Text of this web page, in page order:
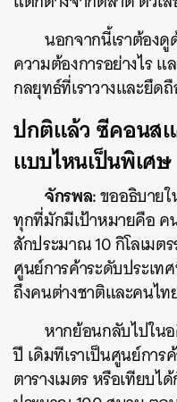
นอกจากนี้เราต้อง
ความต้องการอย่างไร
กลยุทธ์ที่เราวางและยึด
ปกติแล้ว ซีคอนส
แบบไหนเป็นพิเศษ
จักรพล:ขออธิบาย
ทุกที่มักมีเป้าหมายคือ
สักประมาณ 10 กิโลเมต
ศูนย์การค้าระดับประเท
ถึงคนต่างชาติและคนไ
หากย้อนกลับไปใน
ปี เดิมทีเราเป็นศูนย์กา
ตารางเมตร หรือเทียบ